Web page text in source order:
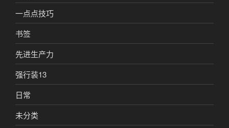
一点点技巧
书签
先进生产力
强行装13
日常
未分类